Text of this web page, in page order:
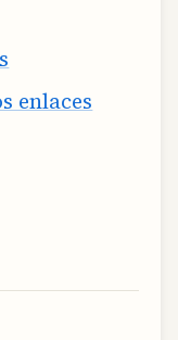
enlaces